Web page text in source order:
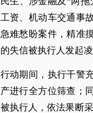
工资、机动车交通事
急难愁盼案件，精准
的失信被执行人发起凌
行动期间，执行干警
产进行全方位筛查；
被执行人，依法果断